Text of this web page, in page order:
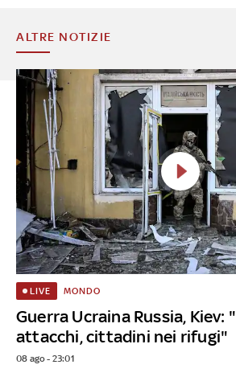
ALTRE NOTIZIE
Guerra Ucraina Russia, Kiev:
attacchi, cittadini nei rifugi"
LIVE MONDO
08 ago - 23:01